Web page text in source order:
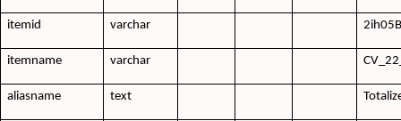
itemid varchar
itemname varchar
aliasname text